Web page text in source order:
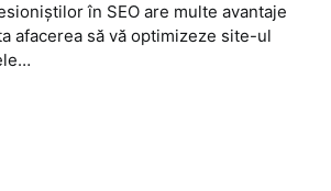
în SEO are multe avantaje
afacerea să vă optimizeze site-ul